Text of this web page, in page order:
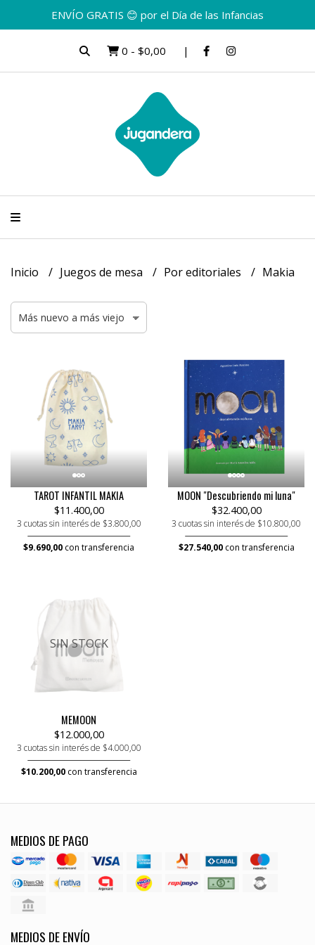
ENVÍO GRATIS 😊 por el Día de las Infancias
0 - $0,00
Inicio Juegos de mesa Por editoriales Makia
TAROT INFANTIL MAKIA
$11.400,00
3 cuotas sin interés de $3.800,00
$9.690,00 con transferencia
MOON "Descubriendo mi luna"
$32.400,00
3 cuotas sin interés de $10.800,00
$27.540,00con transferencia
SIN STOCK
MEMOON
$12.000,00
3 cuotas sin interés de $4.000,00
$10.200,00con transferencia
MEDIOS DE PAGO
MEDIOS DE ENVÍO